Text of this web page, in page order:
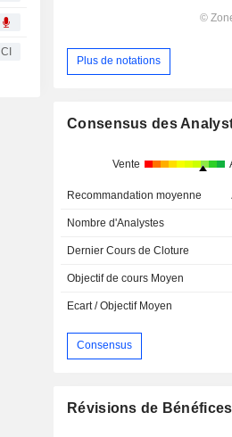
CI
Plus de notations
Consensus des
Vente
Recommandation moyenne
Nombre d'Analystes
Dernier Cours de Cloture
Objectif de cours Moyen
Ecart / Objectif Moyen
Consensus
Révisions de Bénéfices